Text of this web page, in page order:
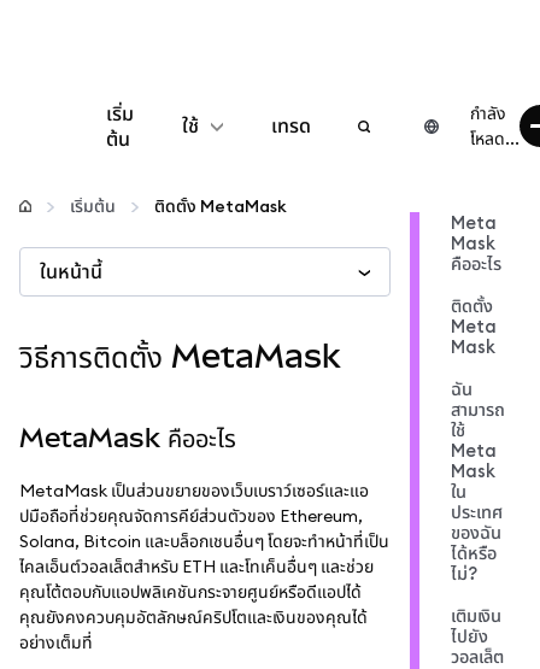
เริ่ม
ต้น
ใช้
กำหนดค่า
จัดการเงินคริปโต
เว็บ 3 เพิ่มเติม
เทรด
กำลัง
โหลด...
เริ่มต้น ติดตั้ง MetaMask
ในหน้านี้
วิธีการติดตั้ง MetaMask
MetaMask คืออะไร
MetaMask เป็นส่วนขยายของเว็บเบราว์เซอร์และแอ
ปมือถือที่ช่วยคุณจัดการคีย์ส่วนตัวของ Ethereum,
Solana, Bitcoin และบล็อกเชนอื่นๆ โดยจะทำหน้าที่เป็น
ไคลเอ็นต์วอลเล็ตสำหรับ ETH และโทเค็นอื่นๆ และช่วย
คุณโต้ตอบกับแอปพลิเคชันกระจายศูนย์หรือดีแอปได้
คุณยังคงควบคุมอัตลักษณ์คริปโตและเงินของคุณได้
อย่างเต็มที่
Meta
Mask
คืออะไร
ติดตั้ง
Meta
Mask
ฉัน
สามารถ
ใช้
Meta
Mask
ใน
ประเทศ
ของฉัน
ได้หรือ
ไม่?
เติมเงิน
ไปยัง
วอลเล็ต